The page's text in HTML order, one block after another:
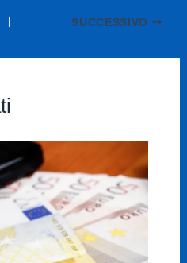
SUCCESSIVO